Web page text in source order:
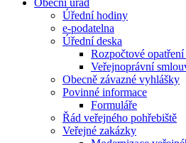
Obecní úřad
Úřední hodiny
e-podatelna
Úřední deska
Rozpočtové
Veřejnoprávní
Obecně závazné vyhlášky
Povinné informace
Formuláře
Řád veřejného pohřebiště
Veřejné zakázky